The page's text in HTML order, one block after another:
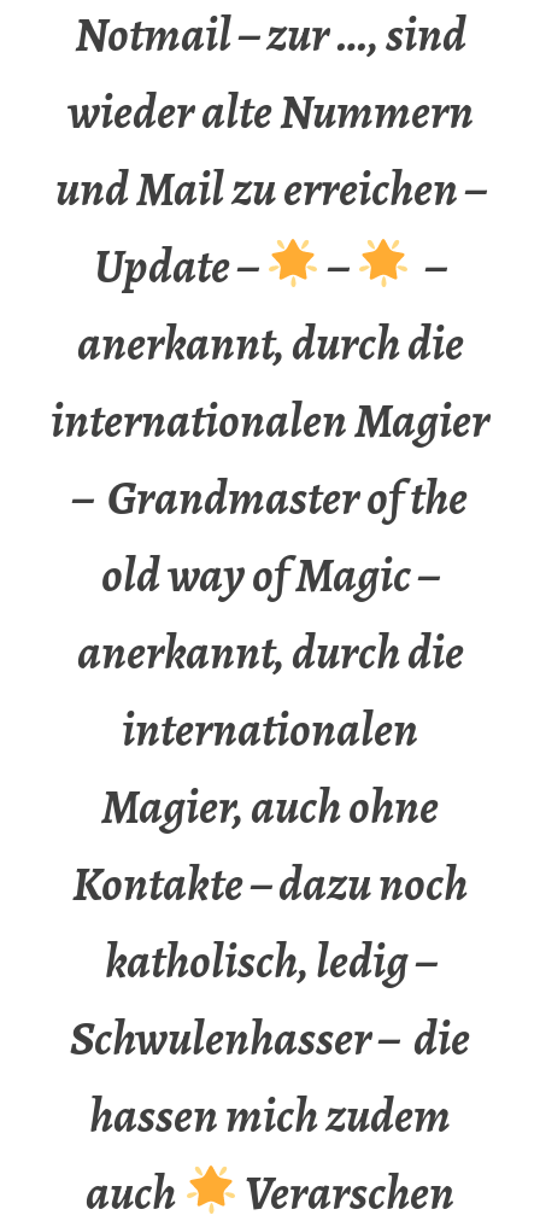
Notmail – zur …, sind
wieder alte Nummern
und Mail zu erreichen –
Update –
–
–
anerkannt, durch die
internationalen Magier
– Grandmaster of the
old way of Magic –
anerkannt, durch die
internationalen
Magier, auch ohne
Kontakte – dazu noch
katholisch, ledig –
Schwulenhasser – die
hassen mich zudem
auch
Verarschen